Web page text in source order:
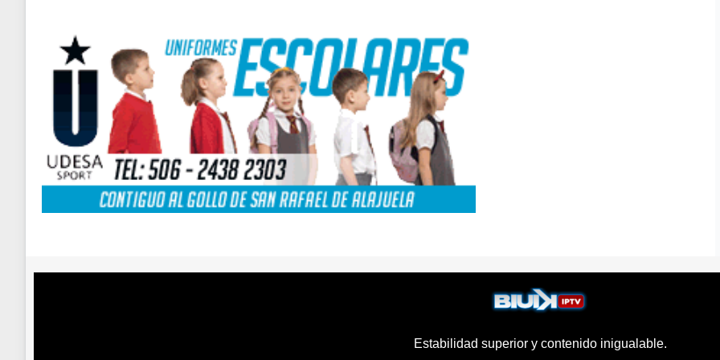
Estabilidad superior y contenido inigualable.